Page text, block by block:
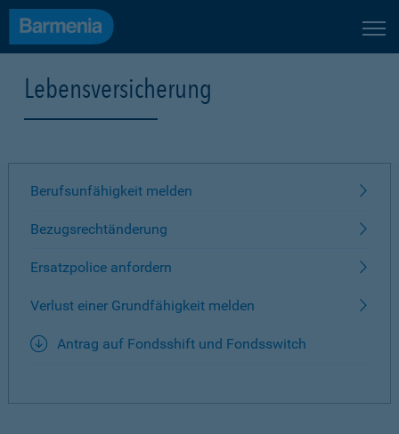
Lebensversicherung
Berufsunfähigkeit melden
Bezugsrechtänderung
Ersatzpolice anfordern
Verlust einer Grundfähigkeit melden
Antrag auf Fondsshift und Fondsswitch